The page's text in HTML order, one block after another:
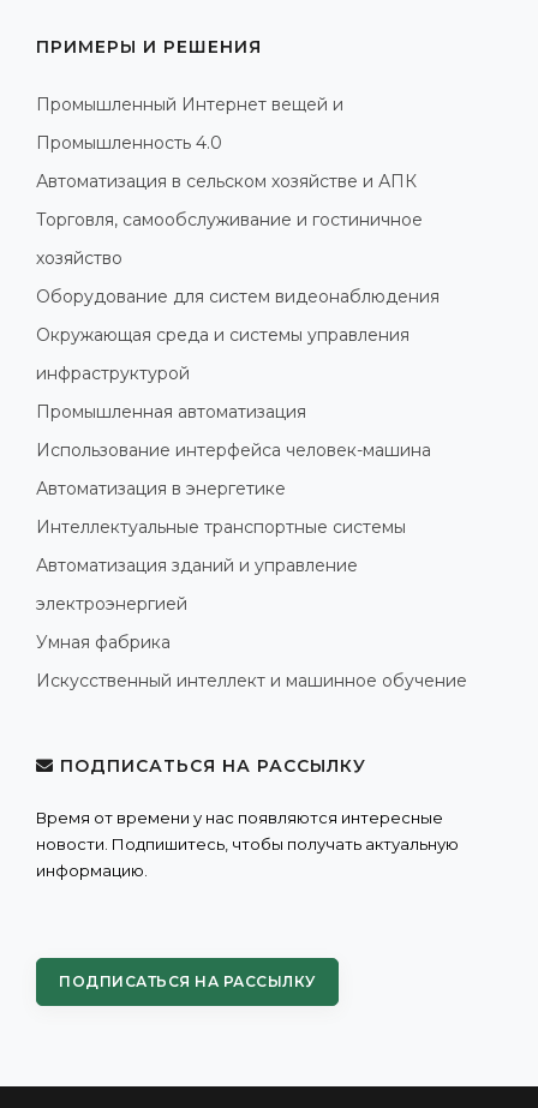
ПРИМЕРЫ И РЕШЕНИЯ
Промышленный Интернет вещей и
Промышленность 4.0
Автоматизация в сельском хозяйстве и АПК
Торговля, самообслуживание и гостиничное
хозяйство
Оборудование для систем видеонаблюдения
Окружающая среда и системы управления
инфраструктурой
Промышленная автоматизация
Использование интерфейса человек-машина
Автоматизация в энергетике
Интеллектуальные транспортные системы
Автоматизация зданий и управление
электроэнергией
Умная фабрика
Искусственный интеллект и машинное обучение
ПОДПИСАТЬСЯ НА РАССЫЛКУ
Время от времени у нас появляются интересные
новости. Подпишитесь, чтобы получать актуальную
информацию.
ПОДПИСАТЬСЯ НА РАССЫЛКУ